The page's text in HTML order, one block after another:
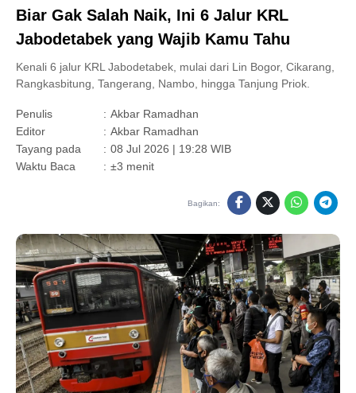
Biar Gak Salah Naik, Ini 6 Jalur KRL
Jabodetabek yang Wajib Kamu Tahu
Kenali 6 jalur KRL Jabodetabek, mulai dari Lin Bogor, Cikarang,
Rangkasbitung, Tangerang, Nambo, hingga Tanjung Priok.
Penulis : Akbar Ramadhan
Editor
: Akbar Ramadhan
Tayang pada
: 08 Jul 2026 | 19:28 WIB
Waktu Baca
: ±3 menit
Bagikan: